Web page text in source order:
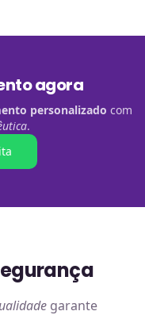
agora
personalizado com
.
garante